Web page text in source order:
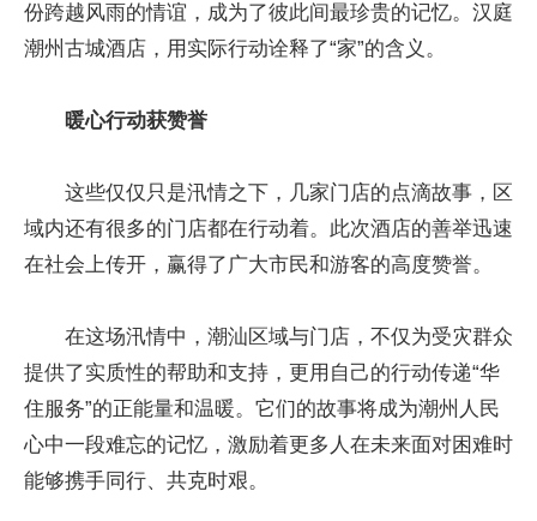
份跨越风雨的情谊，成为了彼此间最珍贵的记忆。汉庭
潮州古城酒店，用实际行动诠释了“家”的含义。
暖心行动获赞誉
这些仅仅只是汛情之下，几家门店的点滴故事，区
域内还有很多的门店都在行动着。此次酒店的善举迅速
在社会上传开，赢得了广大市民和游客的高度赞誉。
在这场汛情中，潮汕区域与门店，不仅为受灾群众
提供了实质性的帮助和支持，更用自己的行动传递“华
住服务”的正能量和温暖。它们的故事将成为潮州人民
心中一段难忘的记忆，激励着更多人在未来面对困难时
能够携手同行、共克时艰。